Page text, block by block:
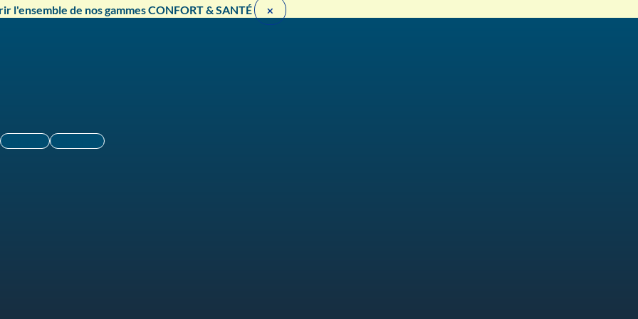
l'ensemble de nos gammes CONFORT & SANTÉ ×
Linkedin
Instagram